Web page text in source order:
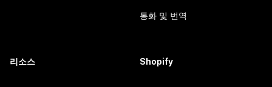
통화 및 번역
리소스 Shopify